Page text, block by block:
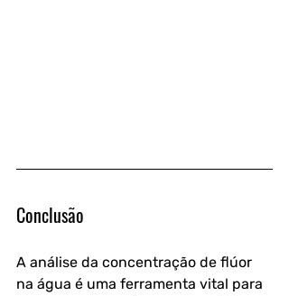
Conclusão
A análise da concentração de flúor
na água é uma ferramenta vital para